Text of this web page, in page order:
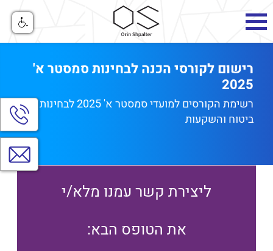
צרו
קשר
רישום לקורסי הכנה לבחינות סמסטר א'
2025
רשימת הקורסים למועדי סמסטר א' 2025 לבחינות רישיון
ביטוח והשקעות
ליצירת קשר עמנו מלא/י
:את הטופס הבא